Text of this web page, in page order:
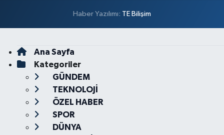
Haber Yazılımı: TE Bilişim
Ana Sayfa
Kategoriler
GÜNDEM
TEKNOLOJİ
ÖZEL HABER
SPOR
DÜNYA